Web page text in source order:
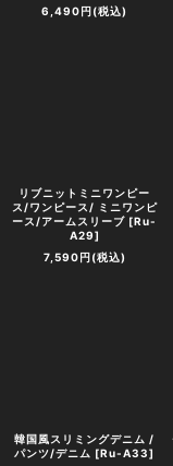
6,490円(税込)
リブニットミニワンピー
ス/ワンピース/ ミニワンピ
ース/アームスリーブ [Ru-
A29]
7,590円(税込)
韓国風スリミングデニム /
パンツ/デニム [Ru-A33]